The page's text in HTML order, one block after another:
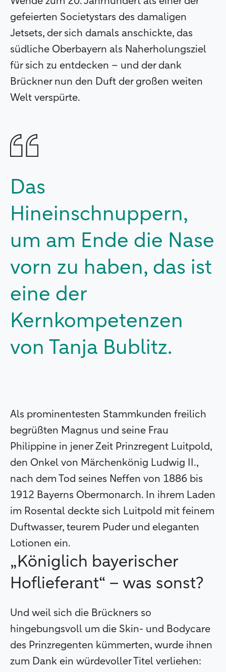
gefeierten Societystars des damaligen
Jetsets, der sich damals anschickte, das
südliche Oberbayern als Naherholungsziel
für sich zu entdecken – und der dank
Brückner nun den Duft der großen weiten
Welt verspürte.
Das
Hineinschnuppern,
um am Ende die Nase
vorn zu haben, das ist
eine der
Kernkompetenzen
von Tanja Bublitz.
Als prominentesten Stammkunden freilich
begrüßten Magnus und seine Frau
Philippine in jener Zeit Prinzregent Luitpold,
den Onkel von Märchenkönig Ludwig II.,
nach dem Tod seines Neffen von 1886 bis
1912 Bayerns Obermonarch. In ihrem Laden
im Rosental deckte sich Luitpold mit feinem
Duftwasser, teurem Puder und eleganten
Lotionen ein.
„Königlich bayerischer
Hoflieferant“ – was sonst?
Und weil sich die Brückners so
hingebungsvoll um die Skin- und Bodycare
des Prinzregenten kümmerten, wurde ihnen
zum Dank ein würdevoller Titel verliehen: